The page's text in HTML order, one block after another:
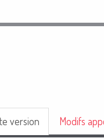
version Modifs